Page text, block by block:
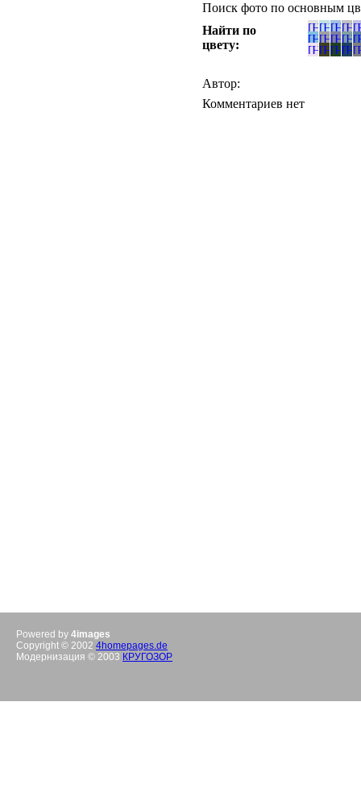
Поиск фото по основным
Найти по
цвету:
Автор:
Комментариев нет
Powered by 4images
Copyright © 2002 4homepages.de
Модернизация © 2003 КРУГОЗОР